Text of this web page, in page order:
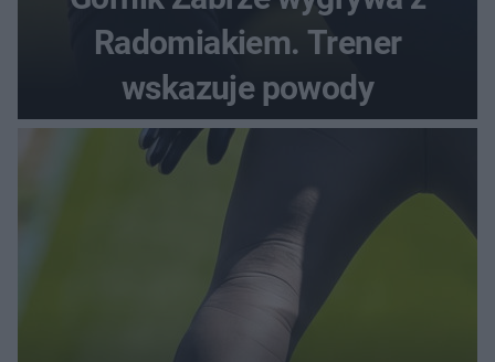
Radomiakiem. Trener
wskazuje powody